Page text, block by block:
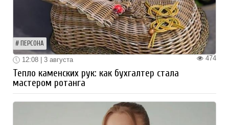
ПЕРСОНА
474
12:08 | 3 августа
Тепло каменских рук: как бухгалтер стала
мастером ротанга